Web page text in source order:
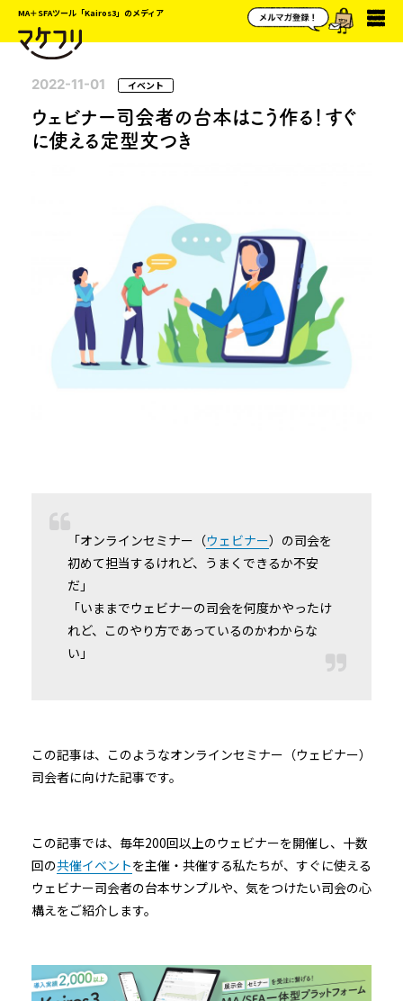
MA＋SFAツール「Kairos3」のメディア
2022-11-01 イベント
ウェビナー司会者の台本はこう作る！すぐ
に使える定型文つき
「オンラインセミナー（ウェビナー）の司会を
初めて担当するけれど、うまくできるか不安
だ」
「いままでウェビナーの司会を何度かやったけ
れど、このやり方であっているのかわからな
い」
この記事は、このようなオンラインセミナー（ウェビナー）
司会者に向けた記事です。
この記事では、毎年200回以上のウェビナーを開催し、十数
回の共催イベントを主催・共催する私たちが、すぐに使える
ウェビナー司会者の台本サンプルや、気をつけたい司会の心
構えをご紹介します。